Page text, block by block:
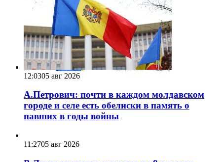
12:0305 авг 2026
А.Петрович: почти в каждом молдавском
городе и селе есть обелиски в память о
павших в годы войны
11:2705 авг 2026